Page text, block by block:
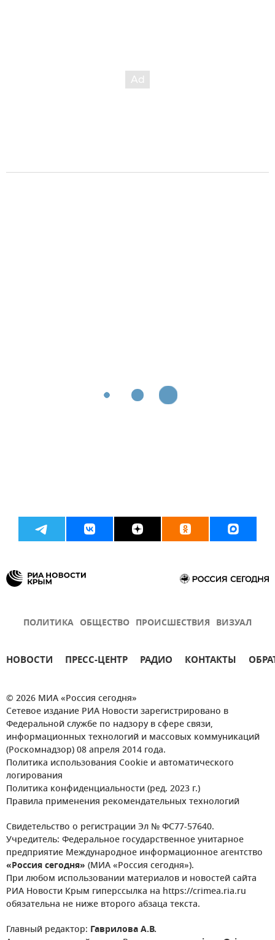
ПОЛИТИКА ОБЩЕСТВО ПРОИСШЕСТВИЯ ВИЗУАЛ
НОВОСТИ ПРЕСС-ЦЕНТР РАДИО КОНТАКТЫ
© 2026 МИА «Россия сегодня»
Сетевое издание РИА Новости зарегистрировано в
Федеральной службе по надзору в сфере связи,
информационных технологий и массовых коммуникаций
(Роскомнадзор) 08 апреля 2014 года.
Политика использования Cookie и автоматического
логирования
Политика конфиденциальности (ред. 2023 г.)
Правила применения рекомендательных технологий
Свидетельство о регистрации Эл № ФС77-57640.
Учредитель: Федеральное государственное унитарное
предприятие Международное информационное агентство
«Россия сегодня» (МИА «Россия сегодня»).
При любом использовании материалов и новостей сайта
РИА Новости Крым гиперссылка на https://crimea.ria.ru
обязательна не ниже второго абзаца текста.
Главный редактор: Гаврилова А.В.